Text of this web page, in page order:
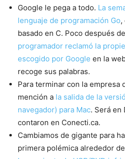
Google le pega a todo. La
lenguaje de programación Go,
basado en C. Poco después
programador reclamó la
escogido por Google en la
recoge sus palabras.
Para terminar con la empresa
mención a la salida de la
navegador) para Mac. Será en
contaron en Conecti.ca.
Cambiamos de gigante para
primera polémica alrededor